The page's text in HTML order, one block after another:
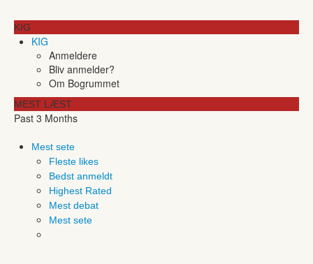
KIG
KIG
Anmeldere
Bliv anmelder?
Om Bogrummet
MEST LÆST
Past 3 Months
Mest sete
Fleste likes
Bedst anmeldt
Highest Rated
Mest debat
Mest sete